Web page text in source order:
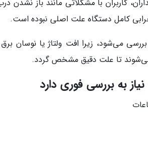
کاربران با مشکلاتی مانند باز
خرابی کامل دستگاه علت اصلی نبوده است.
بررسی می‌شود، زیرا افت ولتاژ یا
تا علت دقیق مشخص گردد.
به بررسی فوری دارد